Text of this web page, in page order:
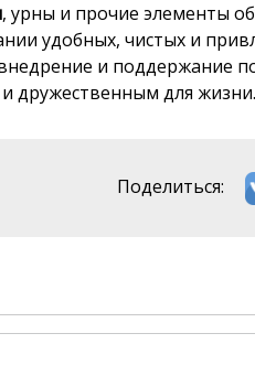
, урны и прочие элементы
удобных, чистых и
и поддержание
дружественным для жизни.
Поделиться: